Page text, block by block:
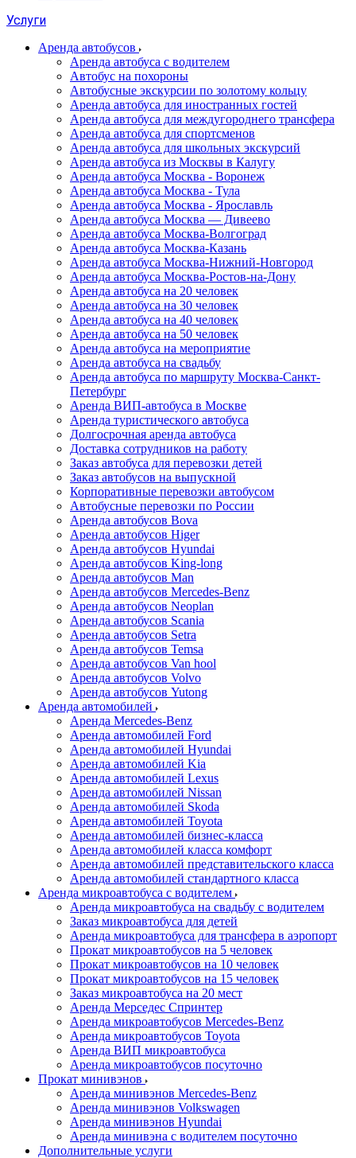
Услуги
Аренда автобусов
Аренда автобуса с водителем
Автобус на похороны
Автобусные экскурсии по золотому кольцу
Аренда автобуса для иностранных гостей
Аренда автобуса для междугороднего трансфера
Аренда автобуса для спортсменов
Аренда автобуса для школьных экскурсий
Аренда автобуса из Москвы в Калугу
Аренда автобуса Москва - Воронеж
Аренда автобуса Москва - Тула
Аренда автобуса Москва - Ярославль
Аренда автобуса Москва — Дивеево
Аренда автобуса Москва-Волгоград
Аренда автобуса Москва-Казань
Аренда автобуса Москва-Нижний-Новгород
Аренда автобуса Москва-Ростов-на-Дону
Аренда автобуса на 20 человек
Аренда автобуса на 30 человек
Аренда автобуса на 40 человек
Аренда автобуса на 50 человек
Аренда автобуса на мероприятие
Аренда автобуса на свадьбу
Аренда автобуса по маршруту Москва-Санкт-
Петербург
Аренда ВИП-автобуса в Москве
Аренда туристического автобуса
Долгосрочная аренда автобуса
Доставка сотрудников на работу
Заказ автобуса для перевозки детей
Заказ автобусов на выпускной
Корпоративные перевозки автобусом
Автобусные перевозки по России
Аренда автобусов Bova
Аренда автобусов Higer
Аренда автобусов Hyundai
Аренда автобусов King-long
Аренда автобусов Man
Аренда автобусов Mercedes-Benz
Аренда автобусов Neoplan
Аренда автобусов Scania
Аренда автобусов Setra
Аренда автобусов Temsa
Аренда автобусов Van hool
Аренда автобусов Volvo
Аренда автобусов Yutong
Аренда автомобилей
Аренда Mercedes-Benz
Аренда автомобилей Ford
Аренда автомобилей Hyundai
Аренда автомобилей Kia
Аренда автомобилей Lexus
Аренда автомобилей Nissan
Аренда автомобилей Skoda
Аренда автомобилей Toyota
Аренда автомобилей бизнес-класса
Аренда автомобилей класса комфорт
Аренда автомобилей представительского класса
Аренда автомобилей стандартного класса
Аренда микроавтобуса с водителем
Аренда микроавтобуса на свадьбу с водителем
Заказ микроавтобуса для детей
Аренда микроавтобуса для трансфера в аэропорт
Прокат микроавтобусов на 5 человек
Прокат микроавтобусов на 10 человек
Прокат микроавтобусов на 15 человек
Заказ микроавтобуса на 20 мест
Аренда Мерседес Спринтер
Аренда микроавтобусов Mercedes-Benz
Аренда микроавтобусов Toyota
Аренда ВИП микроавтобуса
Аренда микроавтобусов посуточно
Прокат минивэнов
Аренда минивэнов Mercedes-Benz
Аренда минивэнов Volkswagen
Аренда минивэнов Hyundai
Аренда минивэна с водителем посуточно
Дополнительные услуги